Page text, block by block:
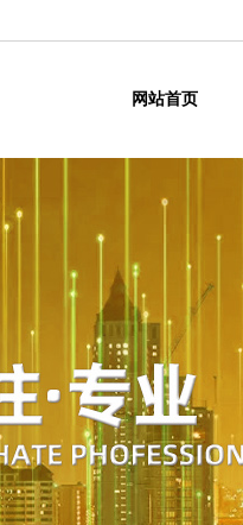
网站首页